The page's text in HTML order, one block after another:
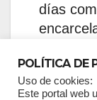
días
POLÍTICA DE
Uso de cookies:
Este portal web